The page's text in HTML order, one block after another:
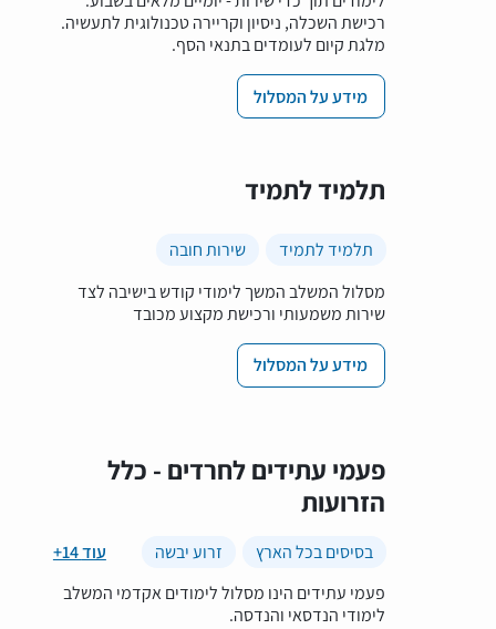
רכישת השכלה, ניסיון וקריירה טכנולוגית לתעשיה.
מלגת קיום לעומדים בתנאי הסף.
מידע על המסלול
תלמיד לתמיד
תלמיד לתמיד
שירות חובה
מסלול המשלב המשך לימודי קודש בישיבה לצד
שירות משמעותי ורכישת מקצוע מכובד
מידע על המסלול
פעמי עתידים לחרדים - כלל
הזרועות
+14 עוד בסיסים בכל הארץ
זרוע יבשה
פעמי עתידים הינו מסלול לימודים אקדמי המשלב
לימודי הנדסאי והנדסה.